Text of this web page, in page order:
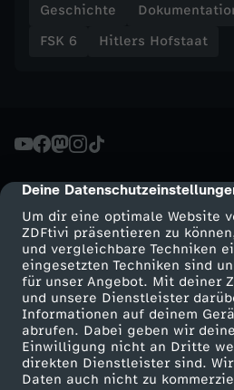
cmp-dialog-description
Deine
Um dir eine optimale Website
ZDFtivi präsentieren zu
und vergleichbare Techniken
eingesetzten Techniken sind
für unser Angebot. Mit deiner
und unsere Dienstleister
Informationen auf deinem
abrufen. Dabei geben wir
Einwilligung nicht an Dritte
direkten Dienstleister sind.
Daten auch nicht zu
l
r
M
a
c
h
t
Geschichte
FSK 6
Hitlers Hofstaat
Mehr ZDF
ZDF-Apps
Smart TV
ZDFtext